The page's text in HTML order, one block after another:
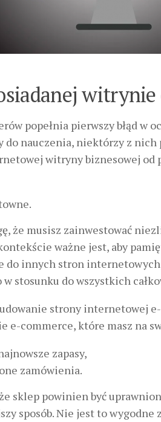
witrynie
popełnia pierwszy błąd w
do nauczenia, niektórzy z
witryny biznesowej od
że musisz zainwestować
ważne jest, aby
do innych stron
w stosunku do wszystkich
strony internetowej
e-commerce, które masz na
zapasy,
zamówienia.
sklep powinien być
sposób. Nie jest to wygodne